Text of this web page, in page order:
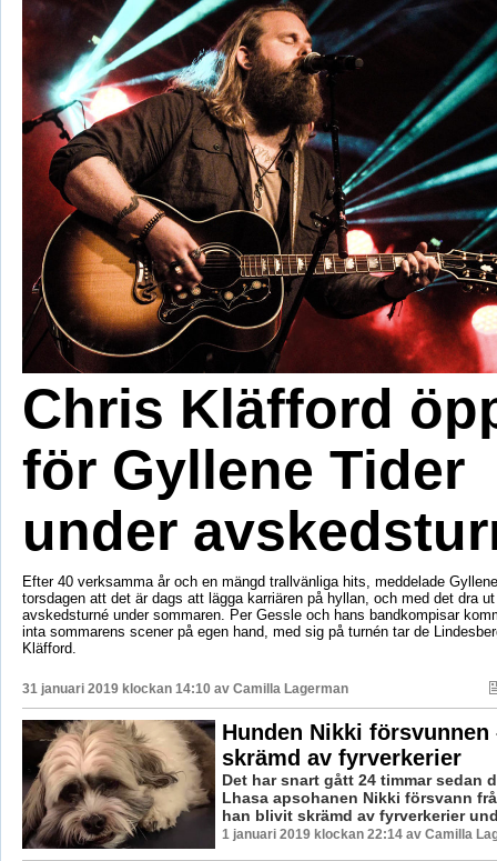
Chris Kläfford
för Gyllene Tider
under
Efter 40 verksamma år och en mängd trallvänliga hits, meddelade
torsdagen att det är dags att lägga karriären på hyllan, och med det dra
avskedsturné under sommaren. Per Gessle och hans bandkompisar
inta sommarens scener på egen hand, med sig på turnén tar de
Kläfford.
31 januari 2019 klockan 14:10 av Camilla Lagerman
Hunden Nikki försvunnen
skrämd av fyrverkerier
Det har snart gått 24 timmar sedan
Lhasa apsohanen Nikki försvann
han blivit skrämd av fyrverkerier
1 januari 2019 klockan 22:14 av Camilla